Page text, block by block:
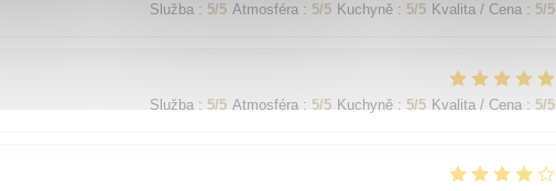
Služba : 5/5 Atmosféra : 5/5 Kuchyně : 5/5 Kvalita / Cena : 5/5
Služba : 5/5 Atmosféra : 5/5 Kuchyně : 5/5 Kvalita / Cena : 5/5